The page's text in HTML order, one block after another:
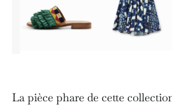
La pièce phare de cette